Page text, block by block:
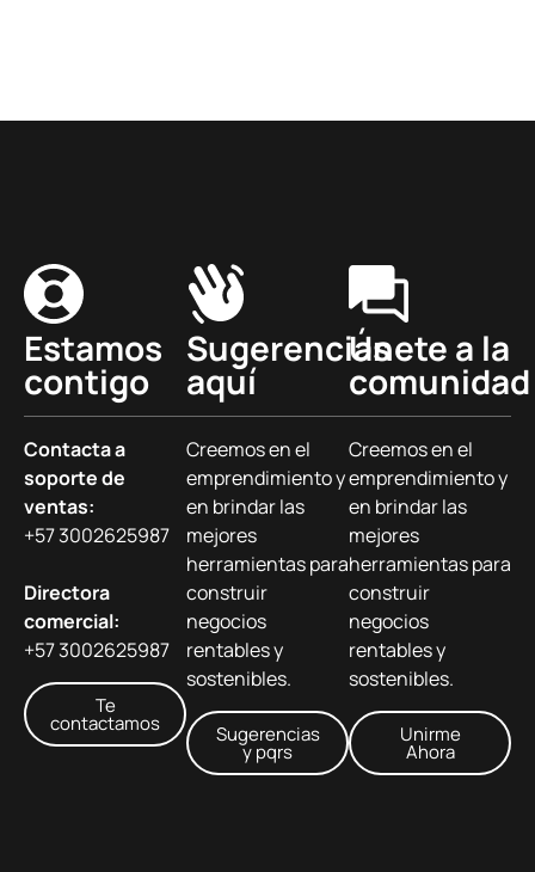
Estamos
contigo
Contacta a
soporte de
ventas:
+57 3002625987
Directora
comercial:
+57 3002625987
Te
contactamos
Sugerencias
aquí
Creemos en el
emprendimiento y
en brindar las
mejores
herramientas para
construir
negocios
rentables y
sostenibles.
Sugerencias
y pqrs
Únete a la
comunidad
Creemos en el
emprendimiento y
en brindar las
mejores
herramientas para
construir
negocios
rentables y
sostenibles.
Unirme
Ahora